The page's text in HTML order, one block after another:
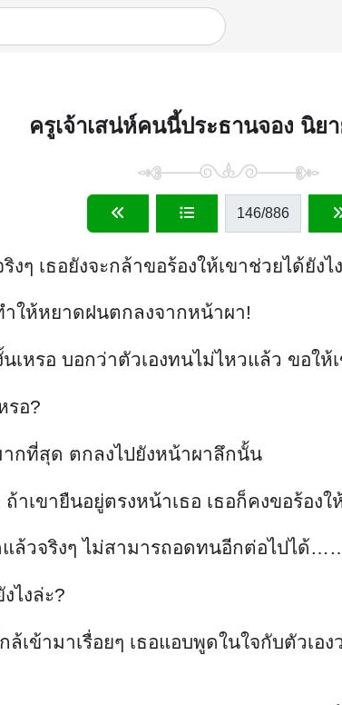
ครูเจ้าเสน่ห์คนนี้ประธานจอง นิย
146/886
ๆ เธอยังจะกล้าขอร้องให้เขาช่วยได้ยังไ
ำให้หยาดฝนตกลงจากหน้าผา!
หรอ บอกว่าตัวเองทนไม่ไหวแล้ว ขอให้
รอ?
ากที่สุด ตกลงไปยังหน้าผาลึกนั้น
าเขายืนอยู่ตรงหน้าเธอ เธอก็คงขอร้องใ
แล้วจริงๆ ไม่สามารถอดทนอีกต่อไปได้
ไงล่ะ?
เข้ามาเรื่อยๆ เธอแอบพูดในใจกับตั